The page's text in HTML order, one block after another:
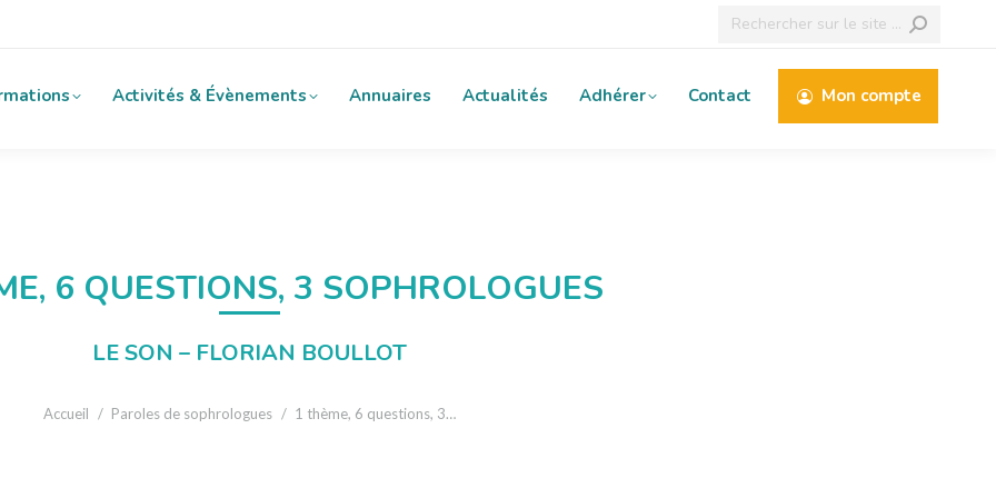
Recherche
Activités & Évènements Annuaires Actualités Adhérer Contact Mon compte
6 QUESTIONS, 3 SOPHROLOGUES
LE SON – FLORIAN BOULLOT
Vous êtes ici :
Accueil Paroles de sophrologues 1 thème, 6 questions, 3…